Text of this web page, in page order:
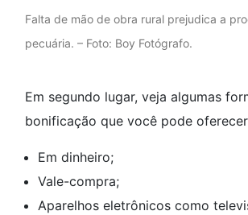
Falta de mão de obra rural prejudica a
pecuária. – Foto: Boy Fotógrafo.
Em segundo lugar, veja algumas
bonificação que você pode
Em dinheiro;
Vale-compra;
Aparelhos eletrônicos como